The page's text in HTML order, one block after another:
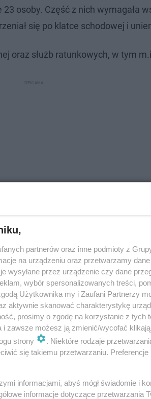
osoby. Część z nich wymagała
się po klatce schodowej i
oraz służb ratunkowych, w tym
Górach
JRG Radzionków
podnośników, by opanować
konstrukcję dachu.
Będzie rajem dla
partnerów oraz inne podmioty z
na urządzeniu oraz przetwarzamy
wysyłane przez urządzenie czy dane
wybór spersonalizowanych treści,
Użytkownika my i Zaufani Partnerzy
aktywnie skanować charakterystykę
prosimy o zgodę na korzystanie z tych
i zawsze możesz ją zmienić/wycofać
strony
. Niektóre rodzaje
się takiemu przetwarzaniu. Preferencje
informacjami, abyś mógł świadomie i
informacje dotyczące przetwarzania